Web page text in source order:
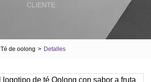
CLIENTE.
Té de oolong > Detalles